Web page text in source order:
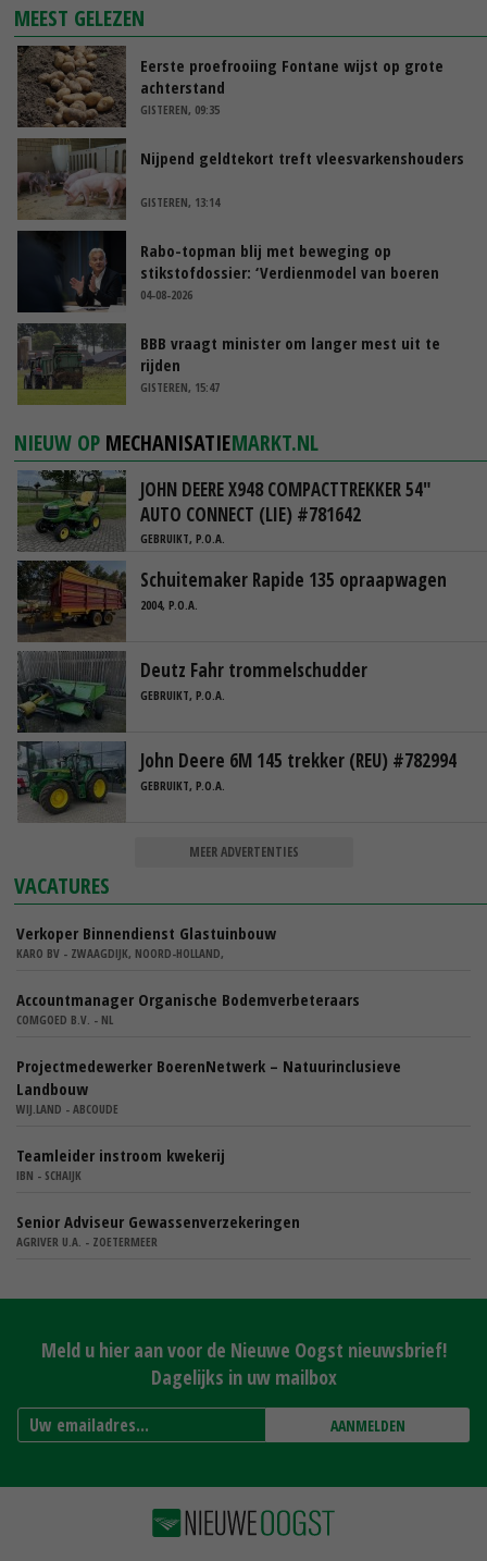
MEEST GELEZEN
Eerste proefrooiing Fontane wijst op grote
achterstand
GISTEREN, 09:35
Nijpend geldtekort treft vleesvarkenshouders
GISTEREN, 13:14
Rabo-topman blij met beweging op
stikstofdossier: ‘Verdienmodel van boeren
blijft cruciaal’
04-08-2026
BBB vraagt minister om langer mest uit te
rijden
GISTEREN, 15:47
NIEUW OP MECHANISATIEMARKT.NL
JOHN DEERE X948 COMPACTTREKKER 54"
AUTO CONNECT (LIE) #781642
GEBRUIKT, P.O.A.
Schuitemaker Rapide 135 opraapwagen
2004, P.O.A.
Deutz Fahr trommelschudder
GEBRUIKT, P.O.A.
John Deere 6M 145 trekker (REU) #782994
GEBRUIKT, P.O.A.
MEER ADVERTENTIES
VACATURES
Verkoper Binnendienst Glastuinbouw
KARO BV - ZWAAGDIJK, NOORD-HOLLAND,
Accountmanager Organische Bodemverbeteraars
COMGOED B.V. - NL
Projectmedewerker BoerenNetwerk – Natuurinclusieve
Landbouw
WIJ.LAND - ABCOUDE
Teamleider instroom kwekerij
IBN - SCHAIJK
Senior Adviseur Gewassenverzekeringen
AGRIVER U.A. - ZOETERMEER
Meld u hier aan voor de Nieuwe Oogst nieuwsbrief!
Dagelijks in uw mailbox
AANMELDEN